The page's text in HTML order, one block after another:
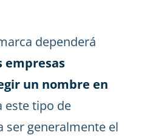
dependerá
empresas
un nombre en
este tipo de
ser generalmente el